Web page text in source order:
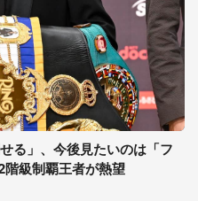
る」、今後見たいのは「フ
階級制覇王者が熱望